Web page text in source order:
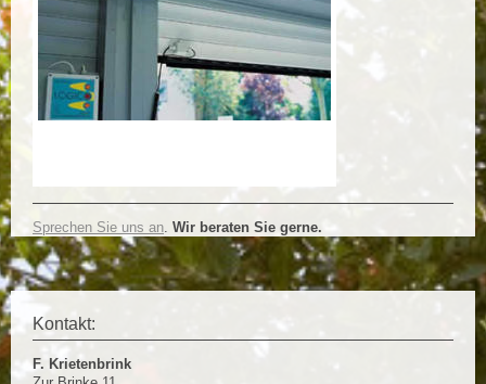
Sprechen Sie uns an Wir beraten Sie gerne.
Kontakt:
F. Krietenbrink